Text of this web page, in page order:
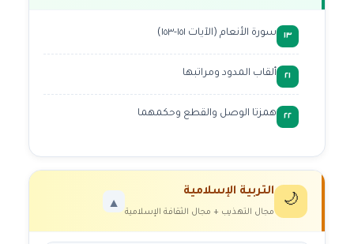
١٣ سورة الأنعام (الآيات ١٥١-١٥٣)
٢١ ألقاب المدود ومراتبها
٢٢ همزتا الوصل والقطع وحكمهما
🌙
التربية الإسلامية
مجال التهذيب + مجال الثقافة الإسلامية
▼